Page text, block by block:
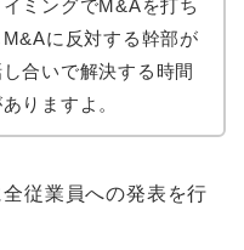
ミングでM&Aを打ち
に反対する幹部が
合いで解決する時間
りますよ。
従業員への発表を行